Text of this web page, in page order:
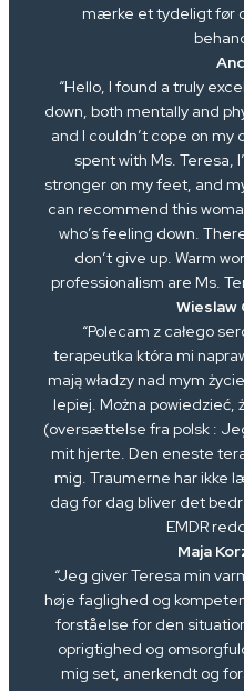
mærke et tydeligt før
“Hello, I found a truly
down, both mentally and
and I couldn’t cope on my
spent with Ms. Teresa,
stronger on my feet, and
can recommend this
who’s feeling down.
don’t give up. Warm
professionalism are Ms.
“Polecam z całego
terapeutka która mi
mają władzy nad mym
lepiej. Można powiedzieć,
(oversættelse fra polsk :
mit hjerte. Den eneste
mig. Traumerne har ikke
dag for dag bliver det
EMDR
Maja
“Jeg giver Teresa min
høje faglighed og
forståelse for den
oprigtighed og
mig set, anerkendt og